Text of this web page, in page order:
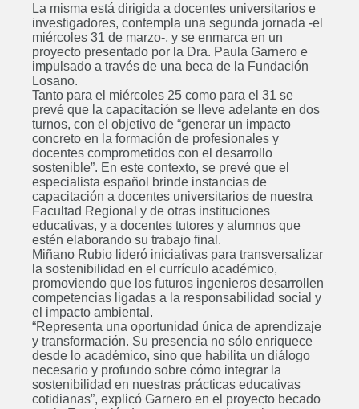
La misma está dirigida a docentes universitarios e
investigadores, contempla una segunda jornada -el
miércoles 31 de marzo-, y se enmarca en un
proyecto presentado por la Dra. Paula Garnero e
impulsado a través de una beca de la Fundación
Losano.
Tanto para el miércoles 25 como para el 31 se
prevé que la capacitación se lleve adelante en dos
turnos, con el objetivo de “generar un impacto
concreto en la formación de profesionales y
docentes comprometidos con el desarrollo
sostenible”. En este contexto, se prevé que el
especialista español brinde instancias de
capacitación a docentes universitarios de nuestra
Facultad Regional y de otras instituciones
educativas, y a docentes tutores y alumnos que
estén elaborando su trabajo final.
Miñano Rubio lideró iniciativas para transversalizar
la sostenibilidad en el currículo académico,
promoviendo que los futuros ingenieros desarrollen
competencias ligadas a la responsabilidad social y
el impacto ambiental.
“Representa una oportunidad única de aprendizaje
y transformación. Su presencia no sólo enriquece
desde lo académico, sino que habilita un diálogo
necesario y profundo sobre cómo integrar la
sostenibilidad en nuestras prácticas educativas
cotidianas”, explicó Garnero en el proyecto becado